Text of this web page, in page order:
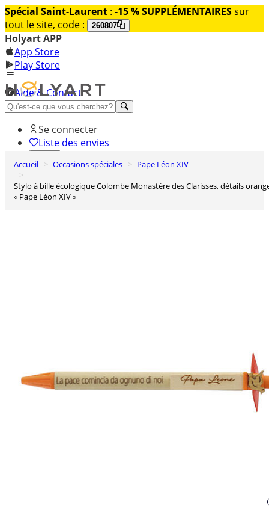
Spécial Saint-Laurent : -15 % SUPPLÉMENTAIRESsur
tout le site, code :
260807
Holyart APP
App Store
Play Store
Aide & Contact
Découvrez Premium
Se connecter
Liste des envies
0
Accueil Occasions spéciales
Pape Léon XIV
Stylo à bille écologique Colombe Monastère des Clarisses, détails orange
« Pape Léon XIV »